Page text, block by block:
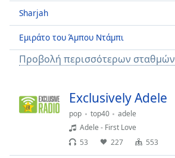
LIVE
Remaining
Time-
Rate
Sharjah
Εμιράτο του Άμπου Ντάμπι
Προβολή περισσότερων σταθμών
Exclusively Adele
pop top40
adele
Adele - First Love
53
227 553